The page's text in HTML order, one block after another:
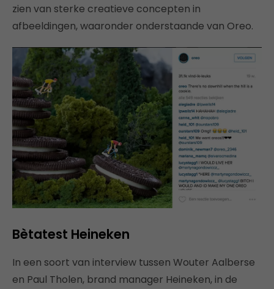
zien van sterke creatieve concepten in
afbeeldingen, waaronder onderstaande van Oreo.
Bètatest Heineken
In een soort van interview tussen Wouter Aalberse
en Paul Tholen, brand manager Heineken, in de